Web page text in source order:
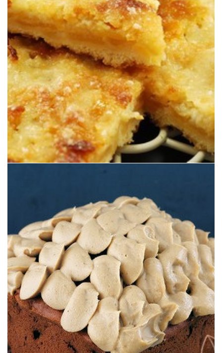
RETO TARTA DE MANZANA: LA
TARTA DE MANZANA DE MI TÍA
La versión de la tarta de manzana de una de mis tías.
RETO TARTA DE MANZANA: TARTA
DE MANZANA & ACEITE DE OLIVA AL
ESTILO OTTOLENGHI CON FROSTING
DE SIROPE DE ARCE
Una tarta de manzana ligera que sorprendente por la cantidad de
manzana que lleva, por su textura suave debida a su cocción en
horno suave. Exquisita como todas las recetas de Ottolenghi.